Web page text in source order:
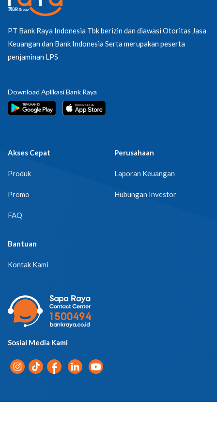
PT Bank Raya Indonesia Tbk berizin dan diawasi Otoritas Jasa
Keuangan dan Bank Indonesia Serta merupakan peserta
penjaminan LPS
Download Aplikasi Bank Raya
Akses Cepat
Produk
Promo
FAQ
Perusahaan
Laporan Keuangan
Hubungan Investor
Bantuan
Kontak Kami
Sosial Media Kami